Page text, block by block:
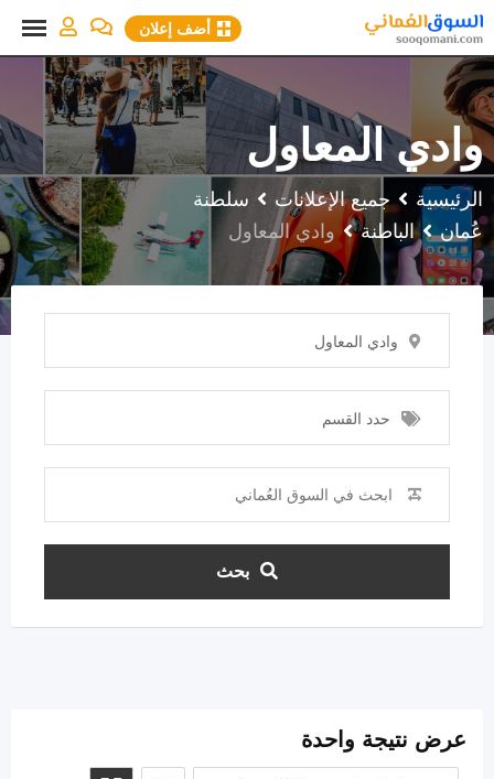
انتقل
إلى
المحتوى
أضف إعلان
وادي المعاول
الرئيسية جميع الإعلانات
سلطنة
عُمان
الباطنة وادي المعاول
وادي المعاول
حدد القسم
بحث
عرض نتيجة واحدة